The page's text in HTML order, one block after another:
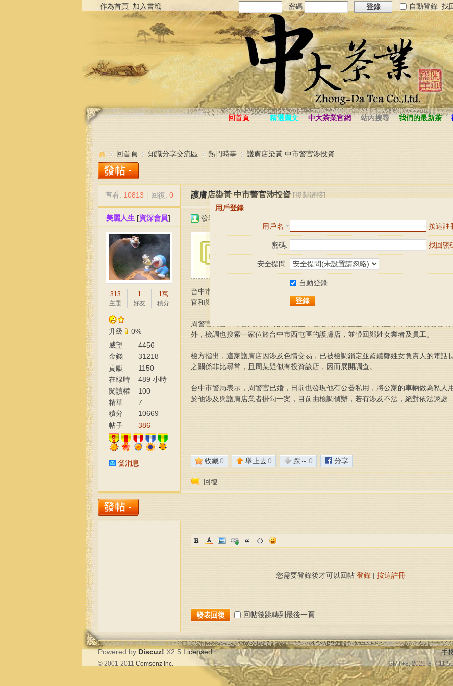
用戶登錄
用戶名 按這註
密碼: 找回密
安全提問:
自動登錄
登錄
作為首頁 加入書籤 密碼 登錄 自動登錄 找
回首頁 精選圖文 中大茶業官網 站內搜尋 我們的最新茶
藝
»
回首頁
›
知識分享交流區
›
熱門時事
›
護膚店染黃 中市警官涉投資
查看: 10813 | 回復: 0 護膚店染黃 中市警官涉投資 [複製鏈接]
美麗人生 [資深會員]
313
主題
1
好友
1萬
積分
升級
0%
威望
4456
金錢
31218
貢獻
1150
在線時
間
489 小時
閱讀權
限
100
精華
7
積分
10669
帖子
386
發消息
發表於 2012-3-28 16:24:36
馬上注冊，結交更多好友，享用更多功能，讓你輕松玩轉社區。
按這註冊 已有賬號？點擊登錄
台中市警局民防科周姓警官涉嫌和護膚店鄭姓女業者掛勾，昨被台中檢調約談。檢
官和鄭女關係又非比尋常，且疑投資該店，已將周警官列為被告，正漏夜偵訊。
周警官為台中市警局民防科的警務正，官階為兩線三星，昨天上午，檢調人員先到
外，檢調也搜索一家位於台中市西屯區的護膚店，並帶回鄭姓女業者及員工。
檢方指出，這家護膚店因涉及色情交易，已被檢調鎖定並監聽鄭姓女負責人的電話
之關係非比尋常，且周某疑似有投資該店，因而展開調查。
台中市警局表示，周警官已婚，日前也發現他有公器私用，將公家的車輛做為私人
於他涉及與護膚店業者掛勾一案，目前由檢調偵辦，若有涉及不法，絕對依法懲處
收藏0 舉上去0 踩～ 0 分享
回復
您需要登錄後才可以回帖 登錄| 按這註冊
發表回復 回帖後跳轉到最後一頁
手
GMT+8, 2026-8-7
Powered by Discuz! X2.5 Licensed
© 2001-2011 Comsenz Inc.